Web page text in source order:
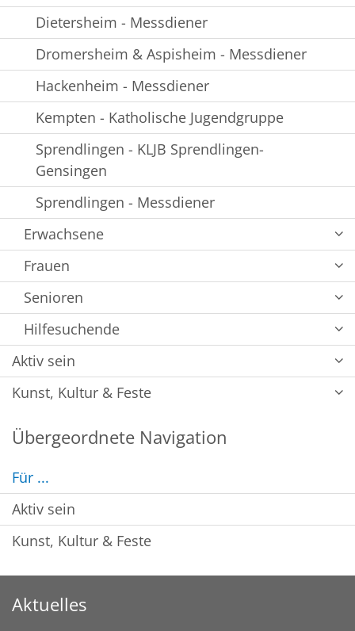
Dietersheim - Messdiener
Dromersheim & Aspisheim - Messdiener
Hackenheim - Messdiener
Kempten - Katholische Jugendgruppe
Sprendlingen - KLJB Sprendlingen-
Gensingen
Sprendlingen - Messdiener
Erwachsene
Frauen
Senioren
Hilfesuchende
Aktiv sein
Kunst, Kultur & Feste
Übergeordnete Navigation
Für ...
Aktiv sein
Kunst, Kultur & Feste
Aktuelles